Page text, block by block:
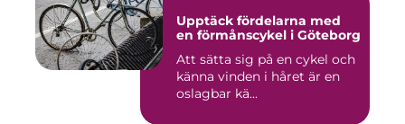
Upptäck fördelarna med
en förmånscykel i Göteborg
Att sätta sig på en cykel och
känna vinden i håret är en
oslagbar kä...